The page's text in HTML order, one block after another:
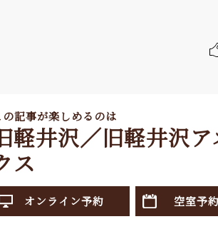
の記事が楽しめるのは
軽井沢／旧軽井沢ア
ス
オンライン予約 空室予